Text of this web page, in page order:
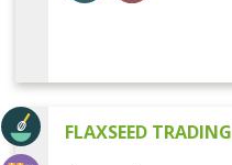
FLAXSEED TRADING